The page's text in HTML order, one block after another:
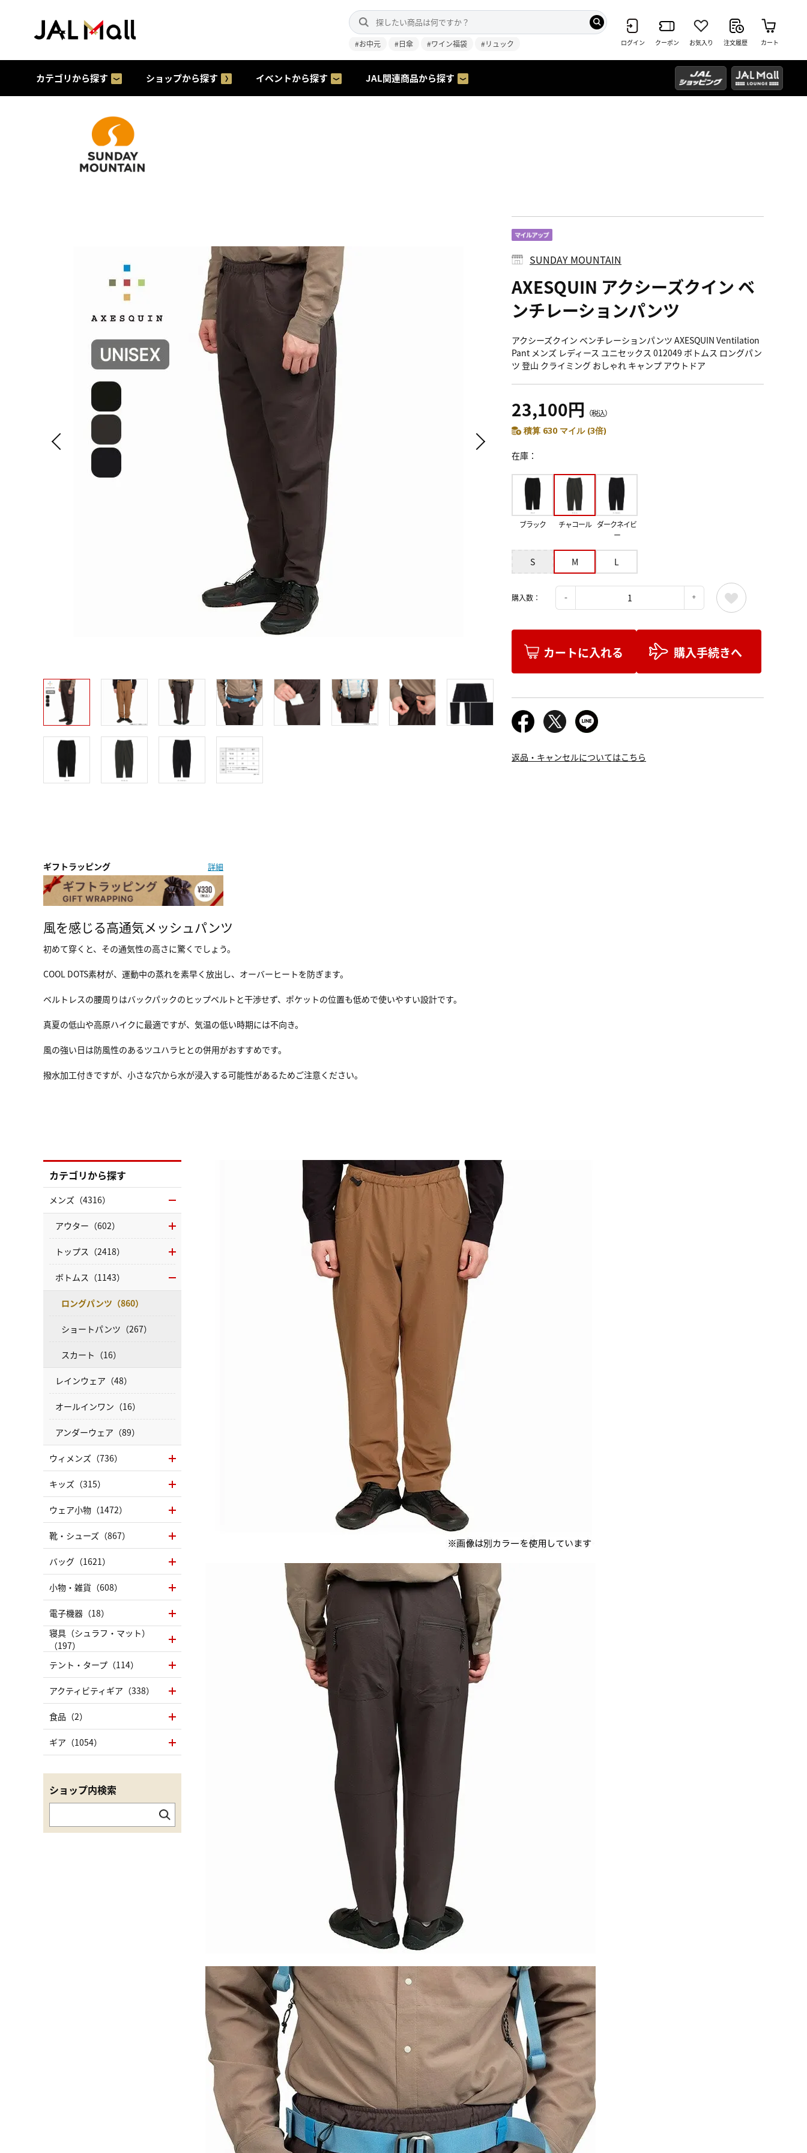
#お中元 #日傘 #ワイン福袋 #リュック ログイン クーポン お気入り 注文履歴 カート
カテゴリから探す ショップから探す イベントから探す JAL関連商品から探す
SUNDAY MOUNTAIN
AXESQUIN アクシーズクイン ベ
ンチレーションパンツ
アクシーズクイン ベンチレーションパンツ AXESQUIN Ventilation
Pant メンズ レディース ユニセックス 012049 ボトムス ロングパン
ツ 登山 クライミング おしゃれ キャンプ アウトドア
23,100円 （税込）
積算 630 マイル (3倍)
在庫
ブラック チャコール
ダークネイビ
ー
S M L
購入数：
カートに入れる 購入手続きへ
返品・キャンセルについてはこちら
ギフトラッピング 詳細
風を感じる高通気メッシュパンツ
初めて穿くと、その通気性の高さに驚くでしょう。
COOL DOTS素材が、運動中の蒸れを素早く放出し、オーバーヒートを防ぎます。
ベルトレスの腰周りはバックパックのヒップベルトと干渉せず、ポケットの位置も低めで使いやすい設計です。
真夏の低山や高原ハイクに最適ですが、気温の低い時期には不向き。
風の強い日は防風性のあるツユハラヒとの併用がおすすめです。
撥水加工付きですが、小さな穴から水が浸入する可能性があるためご注意ください。
カテゴリから探す
メンズ（4316）
アウター（602）
トップス（2418）
ボトムス（1143）
ロングパンツ（860）
ショートパンツ（267）
スカート（16）
レインウェア（48）
オールインワン（16）
アンダーウェア（89）
ウィメンズ（736）
キッズ（315）
ウェア小物（1472）
靴・シューズ（867）
バッグ（1621）
小物・雑貨（608）
電子機器（18）
寝具（シュラフ・マット）
（197）
テント・タープ（114）
アクティビティギア（338）
食品（2）
ギア（1054）
ショップ内検索